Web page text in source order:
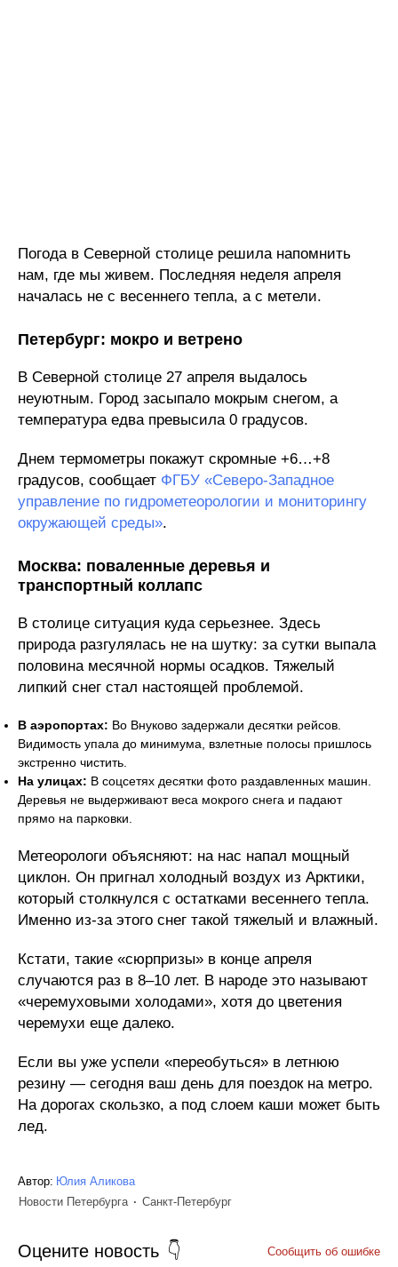
Погода в Северной столице решила напомнить
нам, где мы живем. Последняя неделя апреля
началась не с весеннего тепла, а с метели.
Петербург: мокро и ветрено
В Северной столице 27 апреля выдалось
неуютным. Город засыпало мокрым снегом, а
температура едва превысила 0 градусов.
Днем термометры покажут скромные +6…+8
градусов, сообщает ФГБУ «Северо-Западное
управление по гидрометеорологии и мониторингу
окружающей среды».
Москва: поваленные деревья и
транспортный коллапс
В столице ситуация куда серьезнее. Здесь
природа разгулялась не на шутку: за сутки выпала
половина месячной нормы осадков. Тяжелый
липкий снег стал настоящей проблемой.
В аэропортах: Во Внуково задержали десятки рейсов.
Видимость упала до минимума, взлетные полосы пришлось
экстренно чистить.
На улицах: В соцсетях десятки фото раздавленных машин.
Деревья не выдерживают веса мокрого снега и падают
прямо на парковки.
Метеорологи объясняют: на нас напал мощный
циклон. Он пригнал холодный воздух из Арктики,
который столкнулся с остатками весеннего тепла.
Именно из-за этого снег такой тяжелый и влажный.
Кстати, такие «сюрпризы» в конце апреля
случаются раз в 8–10 лет. В народе это называют
«черемуховыми холодами», хотя до цветения
черемухи еще далеко.
Если вы уже успели «переобуться» в летнюю
резину — сегодня ваш день для поездок на метро.
На дорогах скользко, а под слоем каши может быть
лед.
Автор: Юлия Аликова
Новости Петербурга
Санкт-Петербург
Оцените новость Сообщить об ошибке